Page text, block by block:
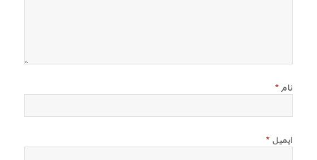
نام *
ایمیل *